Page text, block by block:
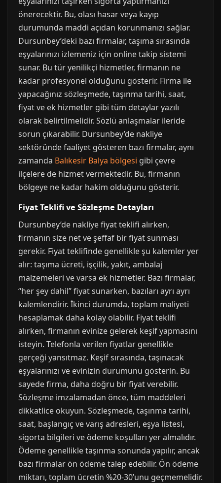
önerecektir. Bu, olası hasar veya kayıp
durumunda maddi açıdan korunmanızı sağlar.
Dursunbey’deki bazı firmalar, taşıma sırasında
eşyalarınızı izlemeniz için online takip sistemi
sunar. Bu tür yenilikçi hizmetler, firmanın ne
kadar profesyonel olduğunu gösterir. Firma ile
yapacağınız sözleşmede, taşınma tarihi, saat,
fiyat ve ek hizmetler gibi tüm detaylar yazılı
olarak belirtilmelidir. Sözlü anlaşmalar ileride
sorun çıkarabilir. Dursunbey’de nakliye
sektöründe faaliyet gösteren bazı firmalar, aynı
zamanda Balıkesir Balya bölgesi gibi çevre
ilçelere de hizmet vermektedir. Bu, firmanın
bölgeye ne kadar hakim olduğunu gösterir.
Fiyat Teklifi ve Sözleşme Detayları
Dursunbey’de nakliye fiyat teklifi alırken,
firmanın size net ve şeffaf bir fiyat sunması
gerekir. Fiyat teklifinde genellikle şu kalemler yer
alır: taşıma ücreti, işçilik, yakıt, ambalaj
malzemeleri ve varsa ek hizmetler. Bazı firmalar,
“her şey dahil” fiyat sunarken, bazıları ayrı ayrı
kalemlendirir. İkinci durumda, toplam maliyeti
hesaplamak daha kolay olabilir. Fiyat teklifi
alırken, firmanın evinize gelerek keşif yapmasını
isteyin. Telefonla verilen fiyatlar genellikle
gerçeği yansıtmaz. Keşif sırasında, taşınacak
eşyalarınızı ve evinizin durumunu gösterin. Bu
sayede firma, daha doğru bir fiyat verebilir.
Sözleşme imzalamadan önce, tüm maddeleri
dikkatlice okuyun. Sözleşmede, taşınma tarihi,
saat, başlangıç ve varış adresleri, eşya listesi,
sigorta bilgileri ve ödeme koşulları yer almalıdır.
Ödeme genellikle taşınma sonunda yapılır, ancak
bazı firmalar ön ödeme talep edebilir. Ön ödeme
miktarı, toplam ücretin %20-30’unu geçmemelidir.